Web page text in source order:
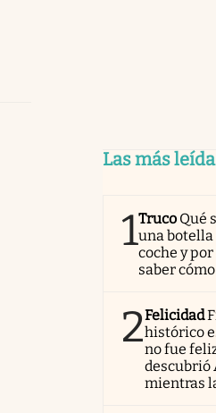
Las más
1Truco Qué
una botella
coche y
saber
2Felicidad
histórico
no fue
descubrió
mientras